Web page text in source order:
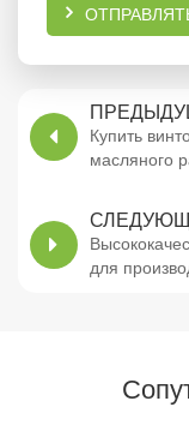
Купить
масляного
для